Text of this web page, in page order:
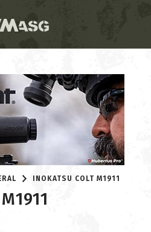
INOKATSU COLT M1911